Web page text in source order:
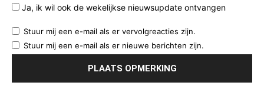
Ja, ik wil ook de wekelijkse nieuwsupdate ontvangen
Stuur mij een e-mail als er vervolgreacties zijn.
Stuur mij een e-mail als er nieuwe berichten zijn.